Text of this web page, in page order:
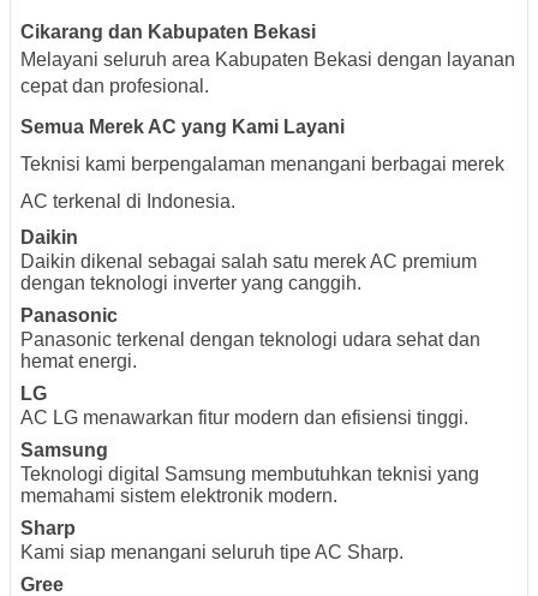
Cikarang dan Kabupaten Bekasi
Melayani seluruh area Kabupaten Bekasi dengan layanan
cepat dan profesional.
Semua Merek AC yang Kami Layani
Teknisi kami berpengalaman menangani berbagai merek
AC terkenal di Indonesia.
Daikin
Daikin dikenal sebagai salah satu merek AC premium
dengan teknologi inverter yang canggih.
Panasonic
Panasonic terkenal dengan teknologi udara sehat dan
hemat energi.
LG
AC LG menawarkan fitur modern dan efisiensi tinggi.
Samsung
Teknologi digital Samsung membutuhkan teknisi yang
memahami sistem elektronik modern.
Sharp
Kami siap menangani seluruh tipe AC Sharp.
Gree